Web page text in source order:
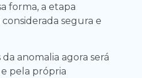
forma, a etapa
segura e
anomalia agora será
pela própria